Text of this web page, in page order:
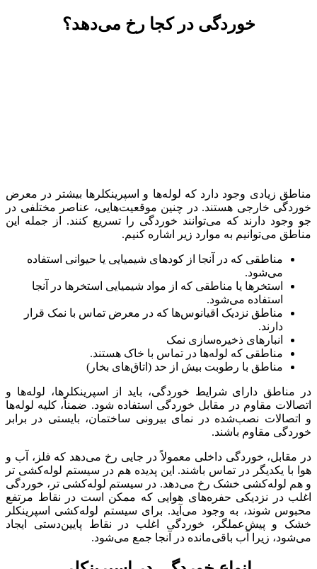
خوردگی در کجا رخ می‌دهد؟
مناطق زیادی وجود دارد که لوله‌ها و اسپرینکلرها بیشتر در معرض
خوردگی خارجی هستند. در چنین موقعیت‌هایی، عناصر مختلفی در
جو وجود دارند که می‌توانند خوردگی را تسریع کنند. از جمله این
مناطق می‌توانیم به موارد زیر اشاره کنیم.
مناطقی که در آنجا از کودهای شیمیایی یا حیوانی استفاده
می‌شود.
استخرها یا مناطقی که از مواد شیمیایی استخرها در آنجا
استفاده می‌شود.
مناطق نزدیک اقیانوس‌ها که در معرض تماس با نمک قرار
دارند.
انبارهای ذخیره‌سازی نمک
مناطقی که لوله‌ها در تماس با خاک هستند.
مناطق با رطوبت بیش از حد (اتاق‌های بخار)
در مناطق دارای شرایط خوردگی، باید از اسپرینکلرها، لوله‌ها و
اتصالات مقاوم در مقابل خوردگی استفاده شود. ضمناً، کلیه لوله‌ها
و اتصالات نصب‌شده در نمای بیرونی ساختمان، بایستی در برابر
خوردگی مقاوم باشند.
در مقابل، خوردگی داخلی معمولاً در جایی رخ می‌دهد که فلز، آب و
هوا با یکدیگر در تماس باشند. این پدیده هم در سیستم لوله‌کشی تر
و هم لوله‌کشی خشک رخ می‌دهد. در سیستم لوله‌کشی تر، خوردگی
اغلب در نزدیکی حفره‌های هوایی که ممکن است در نقاط مرتفع
محبوس شوند، به وجود می‌آید. برای سیستم لوله‌کشی اسپرینکلر
خشک و پیش‌عملگر، خوردگی اغلب در نقاط پایین‌دستی ایجاد
می‌شود، زیرا آب باقی‌مانده در آنجا جمع می‌شود.